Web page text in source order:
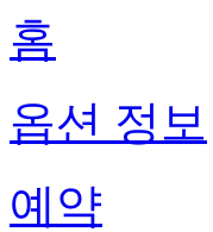
홈
옵션 정보
예약